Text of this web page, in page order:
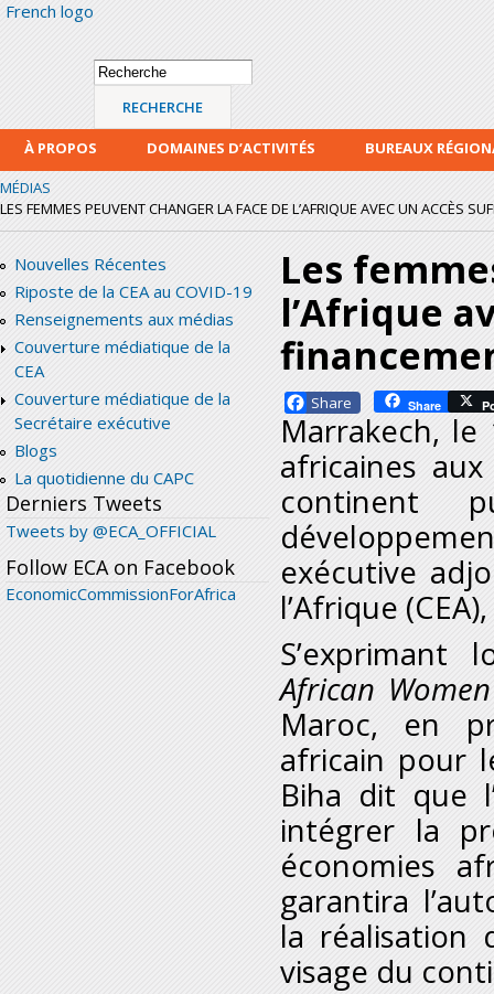
French logo
Formulaire de
recherche
Recherche
À PROPOS DOMAINES D’ACTIVITÉS
BUREAUX
MÉDIAS
LES FEMMES PEUVENT CHANGER LA FACE DE L’AFRIQUE AVEC UN ACCÈS
Nouvelles Récentes
Riposte de la CEA au COVID-19
Renseignements aux médias
Couverture médiatique de la
CEA
Couverture médiatique de la
Secrétaire exécutive
Blogs
La quotidienne du CAPC
Derniers Tweets
Tweets by @ECA_OFFICIAL
Follow ECA on Facebook
EconomicCommissionForAfrica
Les
l’Afrique
Facebook Share
Marrakech, le
africaines
continent
exécutive
l’Afrique
African
Maroc, en
africain pour
Biha dit que
intégrer la
économies
garantira
la réalisation
visage du